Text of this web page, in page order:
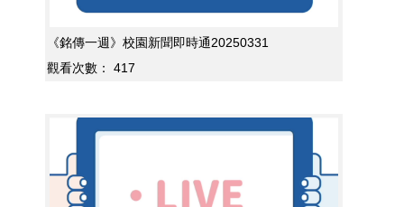
《銘傳一週》校園新聞即時通20250331
觀看次數：
417